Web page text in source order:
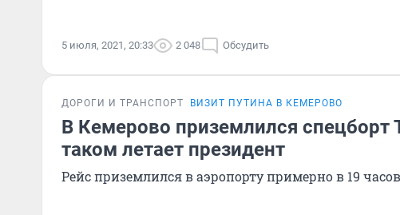
5 июля, 2021, 20:33 2 048 Обсудить
ДОРОГИ И ТРАНСПОРТ ВИЗИТ ПУТИНА В КЕМЕРОВО
В Кемерово приземлился спецборт
таком летает президент
Рейс приземлился в аэропорту примерно в 19 часов